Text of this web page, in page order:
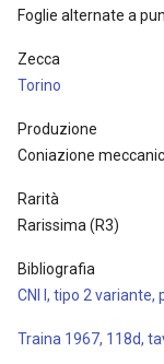
Foglie alternate a
Zecca
Torino
Produzione
Coniazione
Rarità
Rarissima (R3)
Bibliografia
CNI I, tipo 2 variante,
Traina 1967, 118d,